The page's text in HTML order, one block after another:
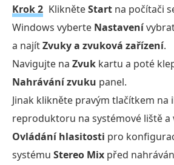
Krok 2 KlikněteStart na počítači
Windows vyberte Nastavení
a najítZvuky a zvuková zařízení.
Navigujte na Zvuk kartu a poté
Nahrávání zvuku panel.
Jinak klikněte pravým tlačítkem na
reproduktoru na systémové liště a
Ovládání hlasitosti pro
systému Stereo Mix před